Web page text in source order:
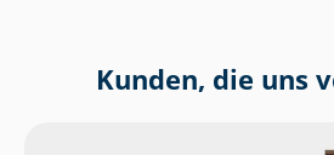
Kunden, die uns